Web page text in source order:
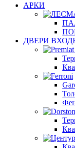
АРКИ
ДВЕРИ